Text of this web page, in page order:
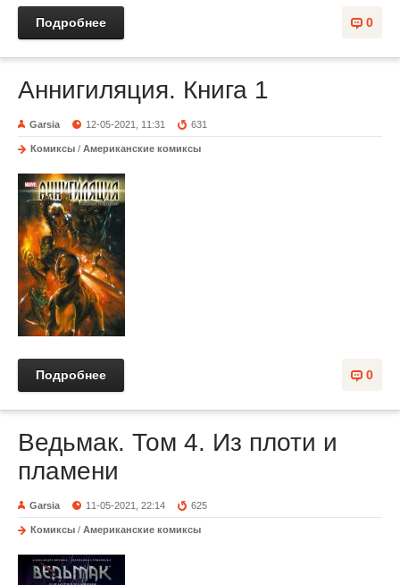
0
Подробнее
Аннигиляция. Книга 1
Garsia 12-05-2021, 11:31 631
Комиксы / Американские комиксы
0
Подробнее
Ведьмак. Том 4. Из плоти и
пламени
Garsia 11-05-2021, 22:14 625
Комиксы / Американские комиксы